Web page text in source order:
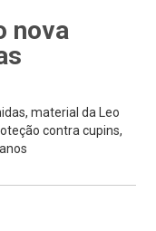
nova
material da Leo
contra cupins,